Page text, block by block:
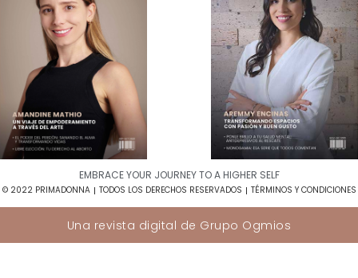
EMBRACE YOUR JOURNEY TO A HIGHER SELF​
© 2022 PRIMADONNA TODOS LOS DERECHOS RESERVADOS TÉRMINOS Y CONDICIONES
Una revista digital de Grupo Ogmios